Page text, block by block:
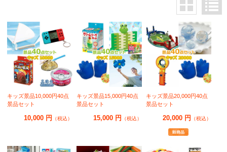
キッズ景品10,000円40点
景品セット
10,000 円 （税込）
キッズ景品15,000円40点
景品セット
15,000 円 （税込）
キッズ景品20,000円40点
景品セット
20,000 円 （税込）